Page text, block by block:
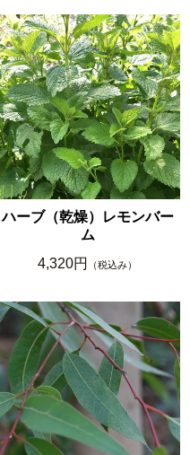
ハーブ（乾燥）レモンバー
ム
4,320円
（税込み）